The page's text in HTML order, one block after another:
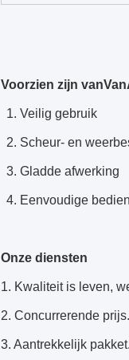
Voorzien zijn vanVan
1. Veilig gebruik
2. Scheur- en
3. Gladde afwerking
4. Eenvoudige
Onze diensten
1. Kwaliteit is leven,
2. Concurrerende prijs.
3. Aantrekkelijk pakket.